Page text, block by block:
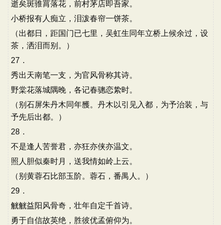
逝矣斑骓罥落花，前村茅店即吾家。
小桥报有人痴立，泪泼春帘一饼茶。
（出都日，距国门已七里，吴虹生同年立桥上候余过，设
茶，洒泪而别。）
27．
秀出天南笔一支，为官风骨称其诗。
野棠花落城隅晚，各记春骢恋絷时。
（别石屏朱丹木同年雘。丹木以引见入都，为予治装，与
予先后出都。）
28．
不是逢人苦誉君，亦狂亦侠亦温文。
照人胆似秦时月，送我情如岭上云。
（别黄蓉石比部玉阶。蓉石，番禺人。）
29．
觥觥益阳风骨奇，壮年自定千首诗。
勇于自信故英绝，胜彼优孟俯仰为。